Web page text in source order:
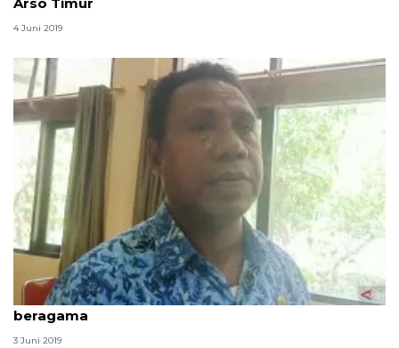
4 Juni 2019
Warga Keerom dimbau jaga kerukunan umat
beragama
3 Juni 2019